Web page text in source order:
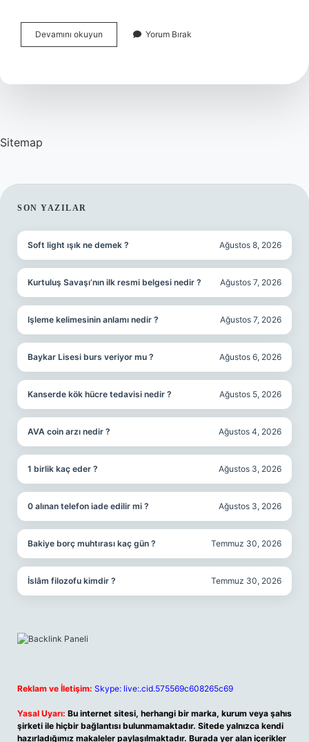
Devamını okuyun
Saat
Takılır
Yorum Bırak
Sitemap
SIDEBAR
SON YAZILAR
Soft light ışık ne demek ? Ağustos 8, 2026
Kurtuluş Savaşı’nın ilk resmi belgesi nedir ? Ağustos 7, 2026
Işleme kelimesinin anlamı nedir ? Ağustos 7, 2026
Baykar Lisesi burs veriyor mu ? Ağustos 6, 2026
Kanserde kök hücre tedavisi nedir ? Ağustos 5, 2026
AVA coin arzı nedir ? Ağustos 4, 2026
1 birlik kaç eder ? Ağustos 3, 2026
0 alınan telefon iade edilir mi ? Ağustos 3, 2026
Bakiye borç muhtırası kaç gün ? Temmuz 30, 2026
İslâm filozofu kimdir ? Temmuz 30, 2026
Reklam ve İletişim: Skype: live:.cid.575569c608265c69
Yasal Uyarı: Bu internet sitesi, herhangi bir marka, kurum veya şahıs
şirketi ile hiçbir bağlantısı bulunmamaktadır. Sitede yalnızca kendi
hazırladığımız makaleler paylaşılmaktadır. Burada yer alan içerikler